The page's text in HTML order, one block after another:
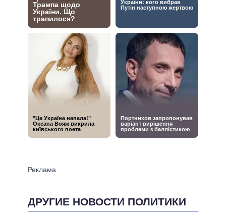
ДРУГИЕ НОВОСТИ ПОЛИТИКИ